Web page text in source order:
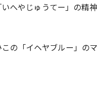
へやじゅうてー」の精
の「イヘヤブルー」の